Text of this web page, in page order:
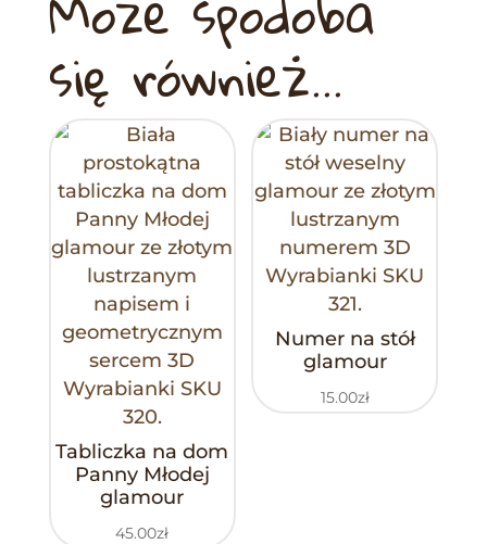
się również…
Tabliczka na dom
Panny Młodej
glamour
45.00zł
Numer na stół
glamour
15.00zł